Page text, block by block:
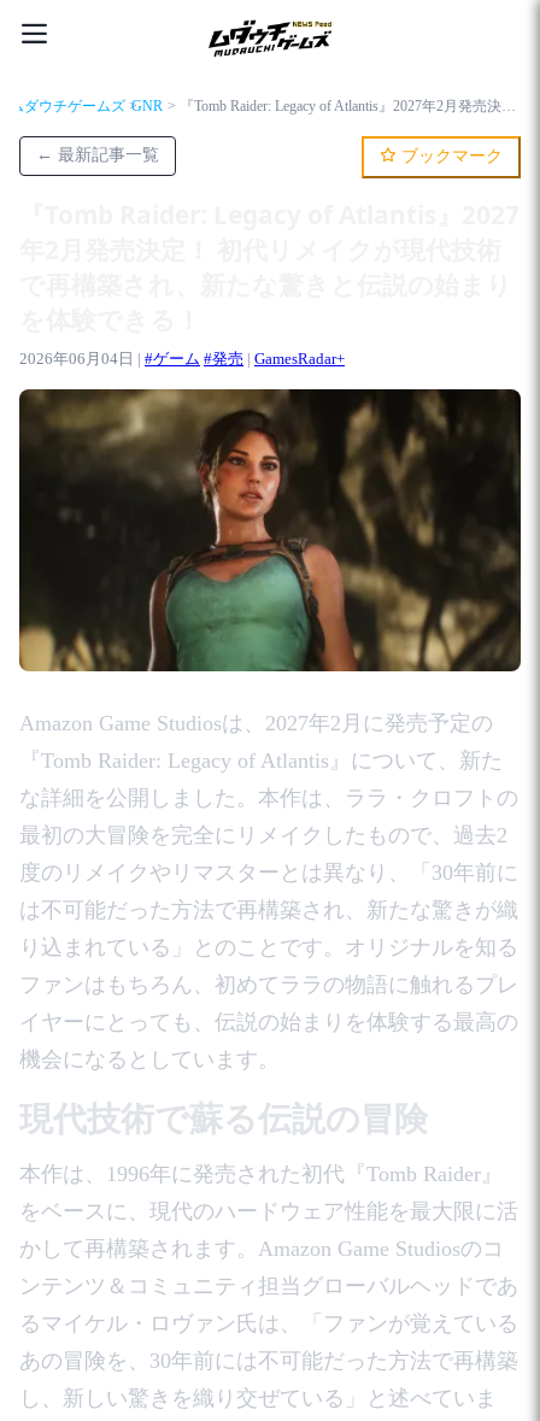
ムダウチゲームズ GNR 『Tomb Raider: Legacy of Atlantis』2027年2月発売決定！ 初代リメイクが現代技術で再構築され、新たな驚きと伝説の始まりを体験できる！
← 最新記事一覧 ブックマーク
2026年06月04日 | #ゲーム #発売 | GamesRadar+
Amazon Game Studiosは、2027年2月に発売予定の
『Tomb Raider: Legacy of Atlantis』について、新た
な詳細を公開しました。本作は、ララ・クロフトの
最初の大冒険を完全にリメイクしたもので、過去2
度のリメイクやリマスターとは異なり、「30年前に
は不可能だった方法で再構築され、新たな驚きが織
り込まれている」とのことです。オリジナルを知る
ファンはもちろん、初めてララの物語に触れるプレ
イヤーにとっても、伝説の始まりを体験する最高の
機会になるとしています。
現代技術で蘇る伝説の冒険
本作は、1996年に発売された初代『Tomb Raider』
をベースに、現代のハードウェア性能を最大限に活
かして再構築されます。Amazon Game Studiosのコ
ンテンツ＆コミュニティ担当グローバルヘッドであ
るマイケル・ロヴァン氏は、「ファンが覚えている
あの冒険を、30年前には不可能だった方法で再構築
し、新しい驚きを織り交ぜている」と述べていま